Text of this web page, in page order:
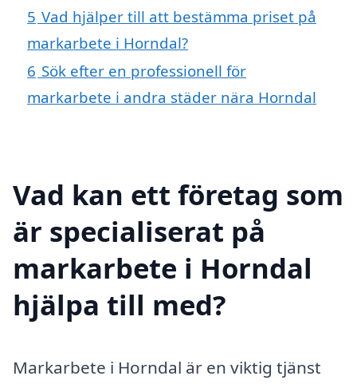
5 Vad hjälper till att bestämma priset på
markarbete i Horndal?
6 Sök efter en professionell för
markarbete i andra städer nära Horndal
Vad kan ett företag som
är specialiserat på
markarbete i Horndal
hjälpa till med?
Markarbete i Horndal är en viktig tjänst